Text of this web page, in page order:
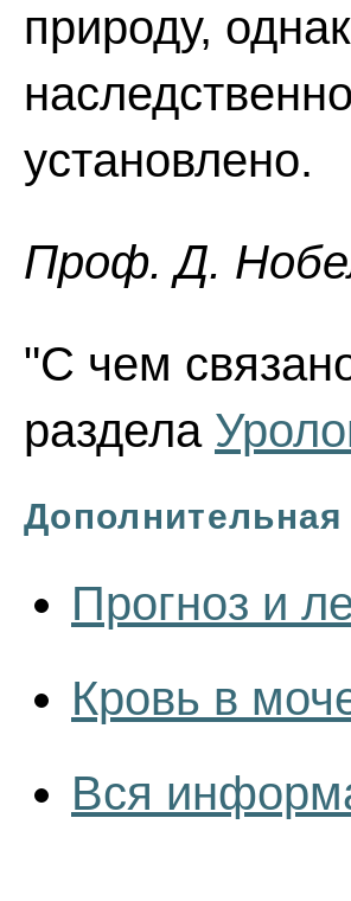
природу,
установлено.
Проф. Д.
"С чем
раздела
Прогноз и
Кровь в
Вся